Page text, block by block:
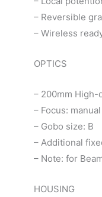
– Reversible
– Wireless
OPTICS
– 200mm High-
– Focus: manual
– Gobo size: B
– Additional
– Note: for
HOUSING